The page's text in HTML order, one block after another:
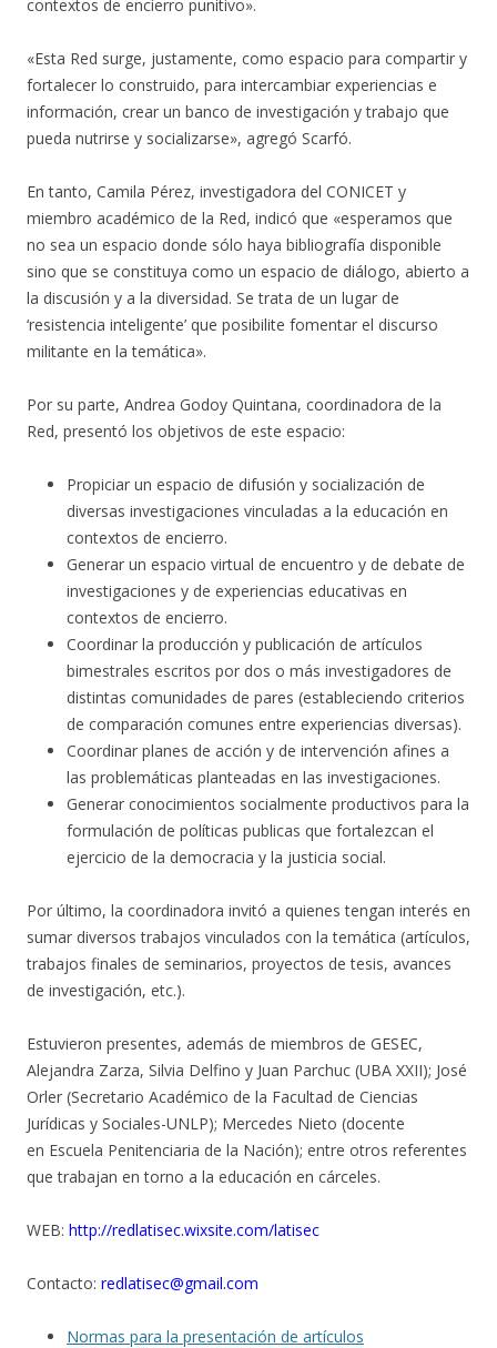
contextos de encierro punitivo».
«Esta Red surge, justamente, como espacio para compartir y
fortalecer lo construido, para intercambiar experiencias e
información, crear un banco de investigación y trabajo que
pueda nutrirse y socializarse», agregó Scarfó.
En tanto, Camila Pérez, investigadora del CONICET y
miembro académico de la Red, indicó que «esperamos que
no sea un espacio donde sólo haya bibliografía disponible
sino que se constituya como un espacio de diálogo, abierto a
la discusión y a la diversidad. Se trata de un lugar de
‘resistencia inteligente’ que posibilite fomentar el discurso
militante en la temática».
Por su parte, Andrea Godoy Quintana, coordinadora de la
Red, presentó los objetivos de este espacio:
Propiciar un espacio de difusión y socialización de
diversas investigaciones vinculadas a la educación en
contextos de encierro.
Generar un espacio virtual de encuentro y de debate de
investigaciones y de experiencias educativas en
contextos de encierro.
Coordinar la producción y publicación de artículos
bimestrales escritos por dos o más investigadores de
distintas comunidades de pares (estableciendo criterios
de comparación comunes entre experiencias diversas).
Coordinar planes de acción y de intervención afines a
las problemáticas planteadas en las investigaciones.
Generar conocimientos socialmente productivos para la
formulación de políticas publicas que fortalezcan el
ejercicio de la democracia y la justicia social.
Por último, la coordinadora invitó a quienes tengan interés en
sumar diversos trabajos vinculados con la temática (artículos,
trabajos finales de seminarios, proyectos de tesis, avances
de investigación, etc.).
Estuvieron presentes, además de miembros de GESEC,
Alejandra Zarza, Silvia Delfino y Juan Parchuc (UBA XXII); José
Orler (Secretario Académico de la Facultad de Ciencias
Jurídicas y Sociales-UNLP); Mercedes Nieto (docente
en Escuela Penitenciaria de la Nación); entre otros referentes
que trabajan en torno a la educación en cárceles.
WEB: http://redlatisec.wixsite.com/latisec
Contacto: redlatisec@gmail.com
Normas para la presentación de artículos